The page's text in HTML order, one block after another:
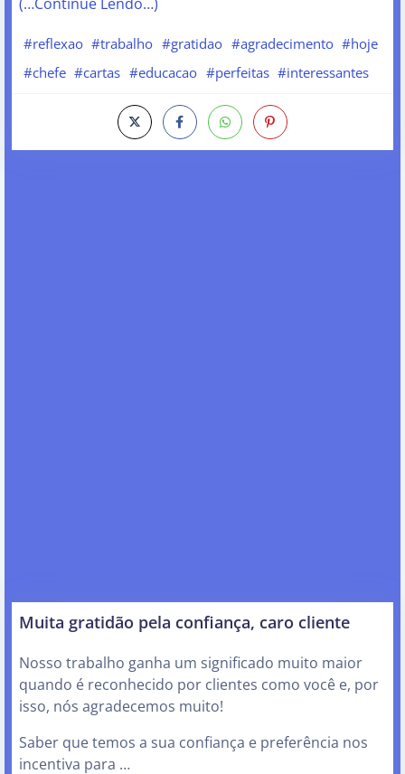
#reflexao #trabalho #gratidao #agradecimento #hoje
#chefe #cartas #educacao #perfeitas #interessantes
Muita gratidão pela confiança, caro cliente
Nosso trabalho ganha um significado muito maior
quando é reconhecido por clientes como você e, por
isso, nós agradecemos muito!
Saber que temos a sua confiança e preferência nos
incentiva para …